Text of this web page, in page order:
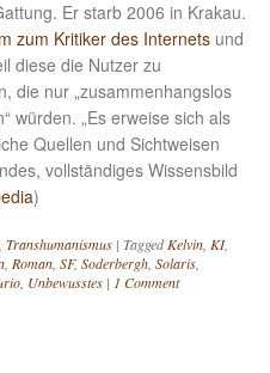
Er starb 2006 in Krakau.
zum Kritiker des Internets und
diese die Nutzer zu
die nur „zusammenhangslos
würden. „Es erweise sich als
Quellen und Sichtweisen
vollständiges Wissensbild
)
Transhumanismus | TaggedKelvin KI,
Roman SF, Soderbergh Solaris
Unbewusstes | 1 Comment